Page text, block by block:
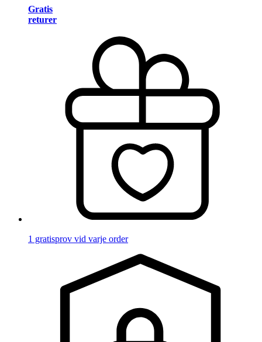
Gratis
returer
1 gratisprov vid varje order